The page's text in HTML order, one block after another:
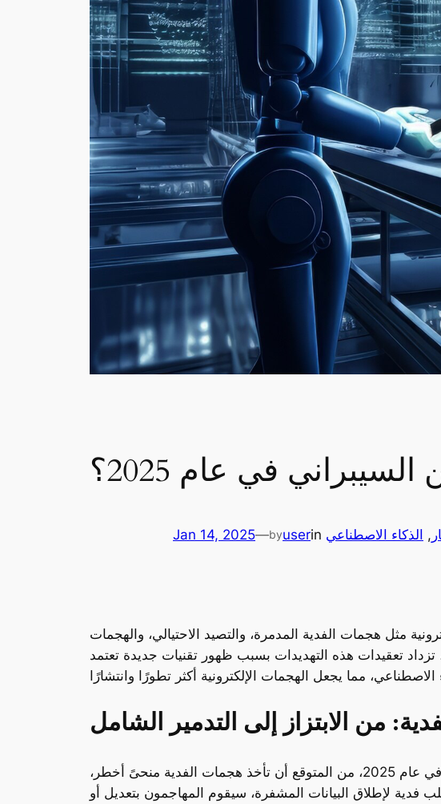
في عام 2025؟
Jan 14, 2025—byuserin , الذكاء الاصطناعي
مثل هجمات الفدية المدمرة، والتصيد الاحتيالي، والهجمات
من دول، مما أدى إلى خسائر اقتصادية ضخمة تجاوزت المليارات. مع بداية عام 2025، تزداد تعقيدات هذه التهديدات بسبب ظهور تقنيات جديدة تعتمد
من الابتزاز إلى التدمير الشامل
في السنوات الأخيرة، تطورت هجمات الفدية لتشمل أكثر من مجرد تشفير البيانات وابتزاز الضحايا. في عام 2025، من المتوقع أن تأخذ هجمات الفدية منحىً أخطر،
لإطلاق البيانات المشفرة، سيقوم المهاجمون بتعديل أو